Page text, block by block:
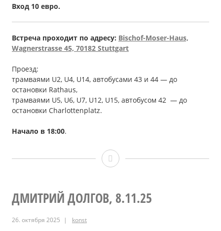
Вход 10 евро.
Встреча проходит по адресу: Bischof-Moser-Haus,
Wagnerstrasse 45, 70182 Stuttgart
Проезд:
трамваями U2, U4, U14, автобусами 43 и 44 — до
остановки Rathaus,
трамваями U5, U6, U7, U12, U15, автобусом 42 — до
остановки Сharlottenplatz.
Начало в 18:00.
Алексей
13.12.2025
ДМИТРИЙ ДОЛГОВ, 8.11.25
26. октября 2025 konst